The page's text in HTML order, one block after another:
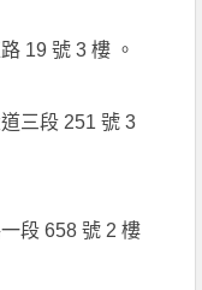
19 號 3 樓 。
三段 251 號 3
段 658 號 2 樓